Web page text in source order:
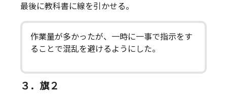
最後に教科書に線を引かせる。
作業量が多かったが、一時に一事で指示をす
ることで混乱を避けるようにした。
３．旗２